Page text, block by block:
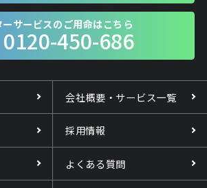
ーサービスのご用命はこちら
0120-450-686
会社概要・サービス一覧
採用情報
よくある質問